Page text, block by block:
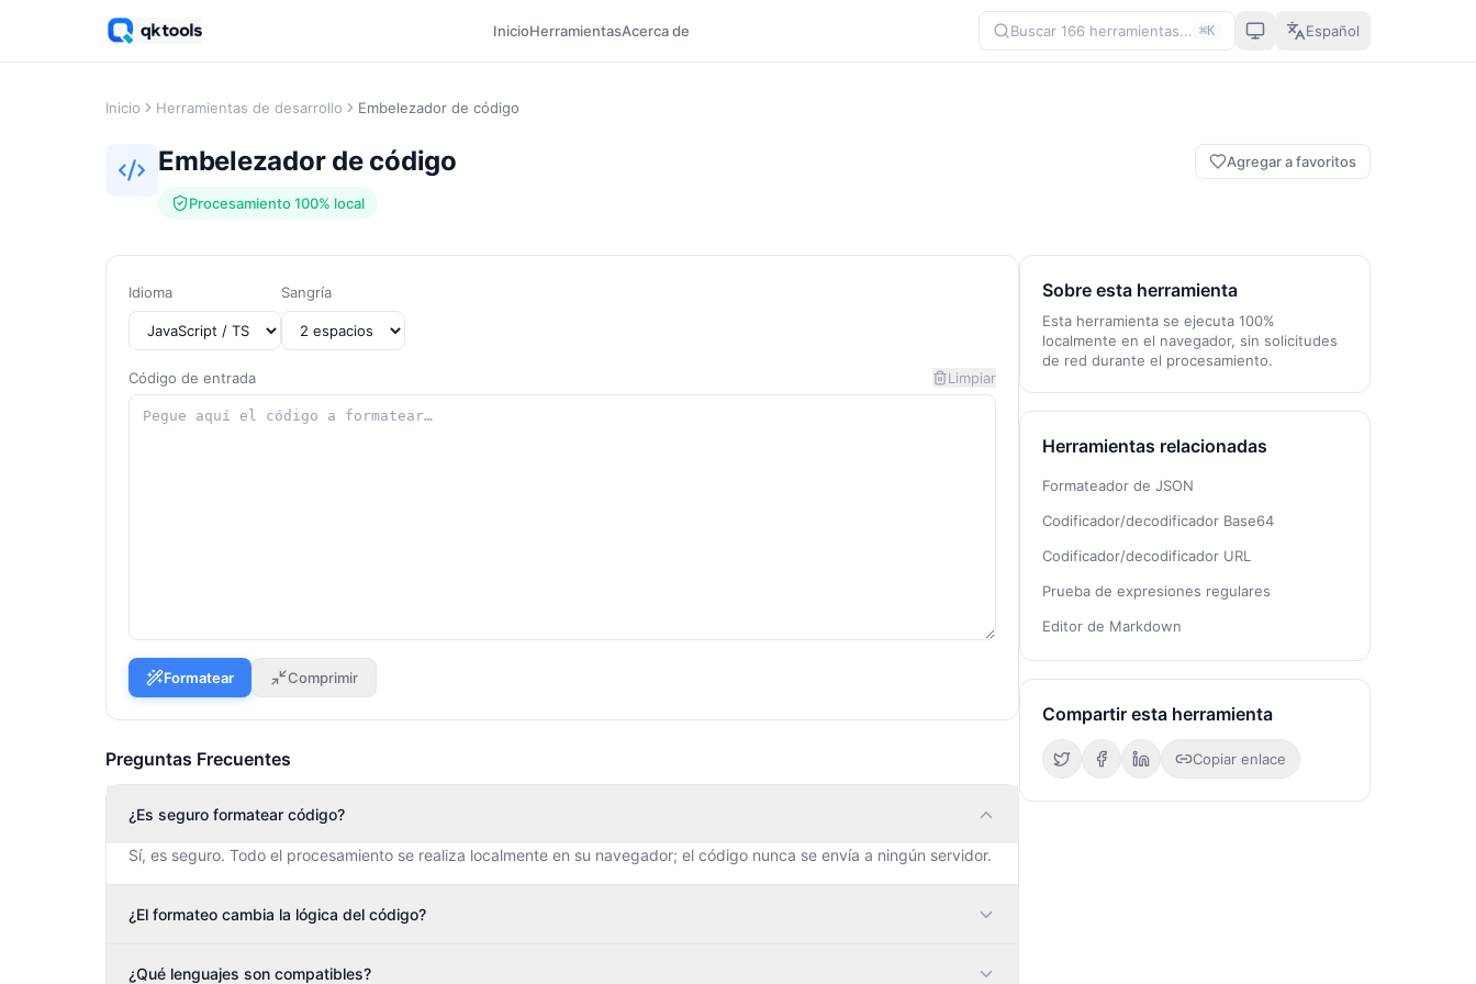
InicioHerramientasAcerca de Buscar 166 herramientas... ⌘K Español
Inicio Herramientas de desarrollo Embelezador de código
Embelezador de código
Procesamiento 100% local
Agregar a favoritos
Idioma Sangría
Código de entrada Limpiar
Formatear Comprimir
Preguntas Frecuentes
¿Es seguro formatear código?
Sí, es seguro. Todo el procesamiento se realiza localmente en su navegador; el código nunca se envía a ningún servidor.
¿El formateo cambia la lógica del código?
¿Qué lenguajes son compatibles?
Sobre esta herramienta
Esta herramienta se ejecuta 100%
localmente en el navegador, sin solicitudes
de red durante el procesamiento.
Herramientas relacionadas
Formateador de JSON
Codificador/decodificador Base64
Codificador/decodificador URL
Prueba de expresiones regulares
Editor de Markdown
Compartir esta herramienta
Copiar enlace